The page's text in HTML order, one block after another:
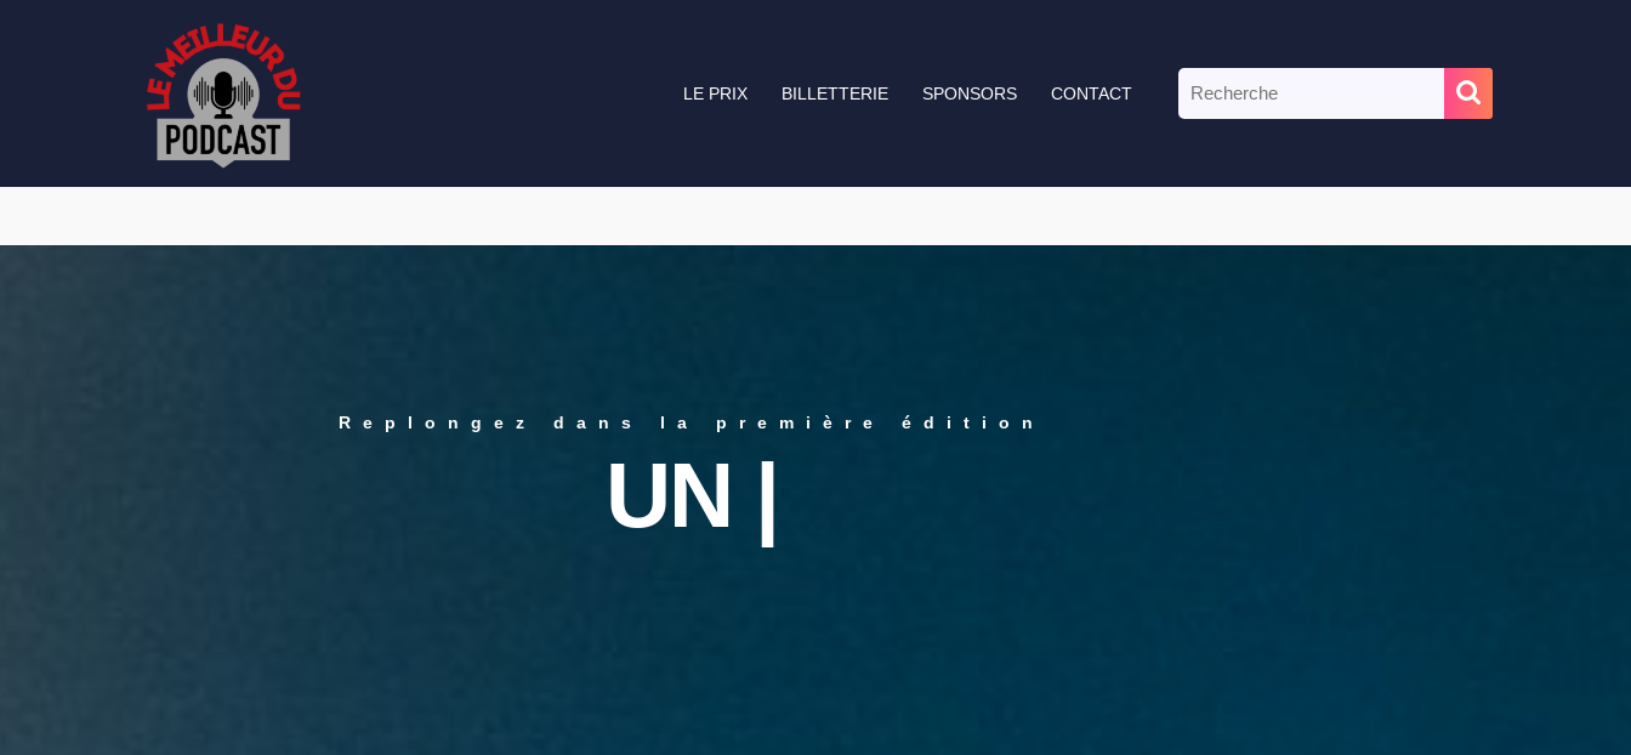
LE PRIX BILLETTERIE SPONSORS CONTACT
Replongez dans la première édition
UN PRIX, 5 CATÉGORIES